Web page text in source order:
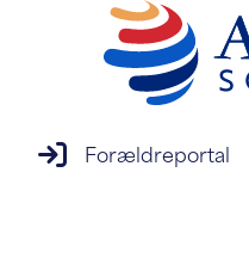
login tilForældreportal